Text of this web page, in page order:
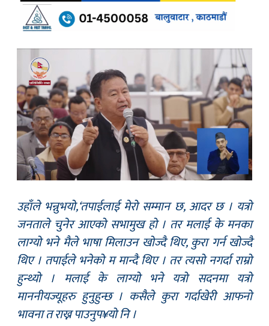
उहाँले भन्नुभयो,‘तपाईलाई मेरो सम्मान छ, आदर छ । यत्रो
जनताले चुनेर आएको सभामुख हो । तर मलाई के मनका
लाग्यो भने मैले भाषा मिलाउन खोज्दै थिए, कुरा गर्न खोज्दै
थिए । तपाईले भनेको म मान्दै थिए । तर त्यसो नगर्दा राम्रो
हुन्थ्यो । मलाई के लाग्यो भने यत्रो सदनमा यत्रो
माननीयज्यूहरु हुनुहुन्छ । कसैले कुरा गर्दाखेरी आफनो
भावना त राख्न पाउनुप¥यो नि ।